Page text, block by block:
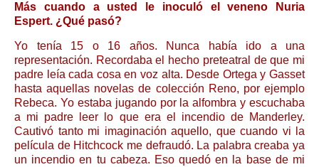
Más cuando a usted le inoculó el veneno Nuria
Espert. ¿Qué pasó?
Yo tenía 15 o 16 años. Nunca había ido a una
representación. Recordaba el hecho preteatral de que mi
padre leía cada cosa en voz alta. Desde Ortega y Gasset
hasta aquellas novelas de colección Reno, por ejemplo
Rebeca. Yo estaba jugando por la alfombra y escuchaba
a mi padre leer lo que era el incendio de Manderley.
Cautivó tanto mi imaginación aquello, que cuando vi la
película de Hitchcock me defraudó. La palabra creaba ya
un incendio en tu cabeza. Eso quedó en la base de mi